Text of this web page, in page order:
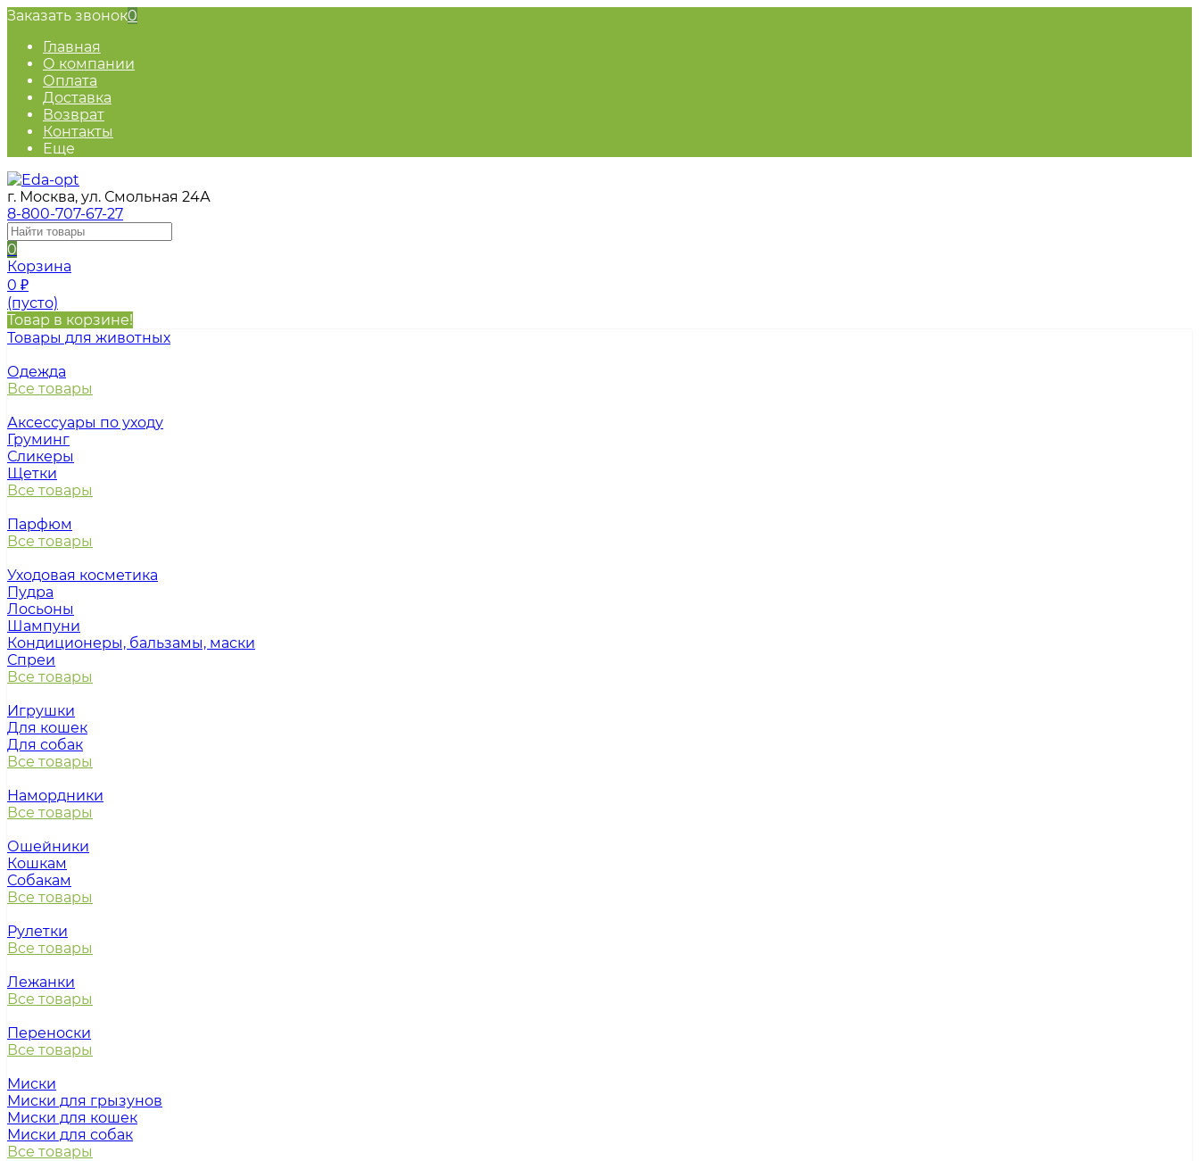
Заказать звонок0
Главная
О компании
Оплата
Доставка
Возврат
Контакты
Еще
г. Москва, ул. Смольная 24А
8-800-707-67-27
0
Корзина
0 ₽
(пусто)
Товар в корзине!
Товары для животных
Одежда
Все товары
Аксессуары по уходу
Груминг
Сликеры
Щетки
Все товары
Парфюм
Все товары
Уходовая косметика
Пудра
Лосьоны
Шампуни
Кондиционеры, бальзамы, маски
Спреи
Все товары
Игрушки
Для кошек
Для собак
Все товары
Намордники
Все товары
Ошейники
Кошкам
Собакам
Все товары
Рулетки
Все товары
Лежанки
Все товары
Переноски
Все товары
Миски
Миски для грызунов
Миски для кошек
Миски для собак
Все товары